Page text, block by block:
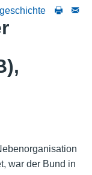
war der Bund in